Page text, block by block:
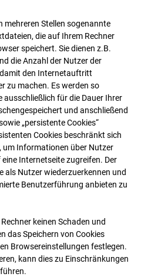
mehreren Stellen sogenannte
die auf Ihrem Rechner
speichert. Sie dienen z.B.
die Anzahl der Nutzer der
den Internetauftritt
zu machen. Es werden so
ausschließlich für die Dauer Ihrer
und anschließend
„persistente Cookies“
Cookies beschränkt sich
Informationen über Nutzer
Internetseite zugreifen. Der
als Nutzer wiederzuerkennen und
Benutzerführung anbieten zu
keinen Schaden und
das Speichern von Cookies
Browsereinstellungen festlegen.
kann dies zu Einschränkungen